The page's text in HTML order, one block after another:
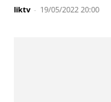
liktv - 19/05/2022 20:00